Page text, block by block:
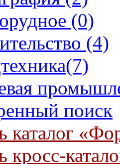
(0)
(4)
поиск
каталог
кросс-